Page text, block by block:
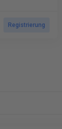
Registrierung